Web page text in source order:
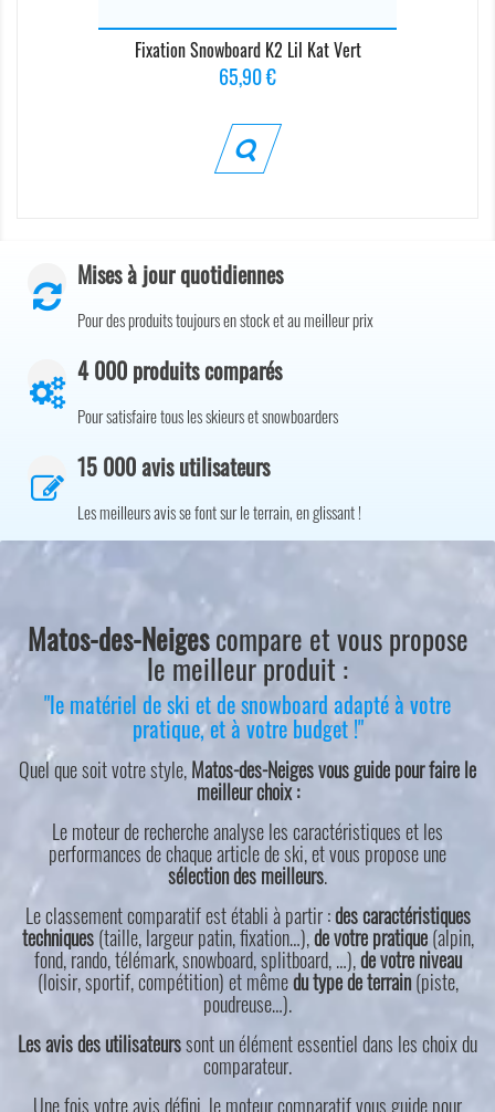
Fixation Snowboard K2 Lil Kat Vert
Prix
65,90 €
Mises à jour quotidiennes
Pour des produits toujours en stock et au meilleur prix
4 000 produits comparés
Pour satisfaire tous les skieurs et snowboarders
15 000 avis utilisateurs
Les meilleurs avis se font sur le terrain, en glissant !
Matos-des-Neigescompare et vous propose
le meilleur produit :
"le matériel de ski et de snowboard adapté à votre
pratique, et à votre budget !"
Quel que soit votre style,Matos-des-Neiges vous guide pour faire le
meilleur choix :
Le moteur de recherche analyse les caractéristiques et les
performances de chaque article de ski, et vous propose une
sélection des meilleurs.
Le classement comparatif est établi à partir :des caractéristiques
techniques(taille, largeur patin, fixation…),de votre pratique(alpin,
fond, rando, télémark, snowboard, splitboard, …),de votre niveau
(loisir, sportif, compétition) et mêmedu type de terrain(piste,
poudreuse…).
Les avis des utilisateurssont un élément essentiel dans les choix du
comparateur.
Une fois votre avis défini, le moteur comparatif vous guide pour